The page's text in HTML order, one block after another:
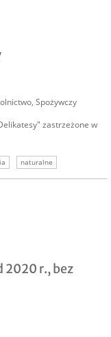
, Spożywczy
zastrzeżone w
naturalne
2020 r., bez